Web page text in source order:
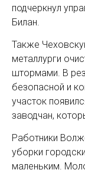
подчеркнул
Билан.
Также
металлурги
штормами. В
безопасной и
участок
заводчан,
Работники
уборки
маленьким.